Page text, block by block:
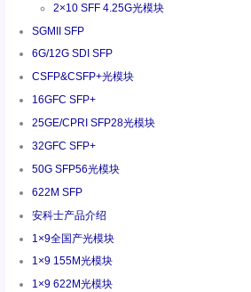
2×10 SFF 4.25G光模块
SGMII SFP
6G/12G SDI SFP
CSFP&CSFP+光模块
16GFC SFP+
25GE/CPRI SFP28光模块
32GFC SFP+
50G SFP56光模块
622M SFP
安科士产品介绍
1×9全国产光模块
1×9 155M光模块
1×9 622M光模块